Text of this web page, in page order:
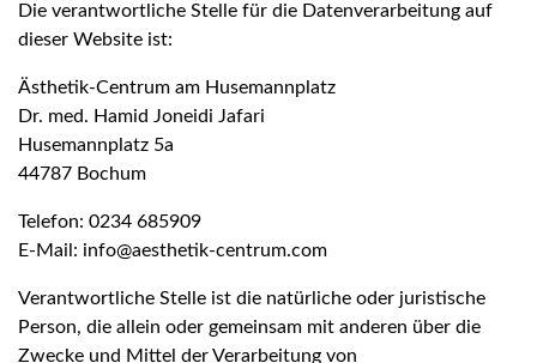
Die verantwortliche Stelle für die Datenverarbeitung auf
dieser Website ist:
Ästhetik-Centrum am Husemannplatz
Dr. med. Hamid Joneidi Jafari
Husemannplatz 5a
44787 Bochum
Telefon: 0234 685909
E-Mail: info@aesthetik-centrum.com
Verantwortliche Stelle ist die natürliche oder juristische
Person, die allein oder gemeinsam mit anderen über die
Zwecke und Mittel der Verarbeitung von